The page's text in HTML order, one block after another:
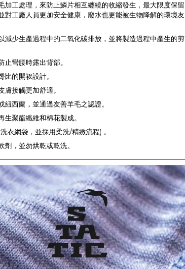
加工處理，來防止鱗片相互纏繞的收縮發生，最大限度保留
對工廠人員更加安全健康，廢水也更能被生物降解的環境友
減少生產過程中的二氧化碳排放，並將製造過程中產生的剪
彎腰時露出背部。
的開衩設計。
接觸更加舒適。
紐西蘭，並通過友善羊毛之認證。
聚酯纖維和棉花製成。
衣網袋，並採用柔洗/精緻流程) 。
，並勿烘乾或乾洗。